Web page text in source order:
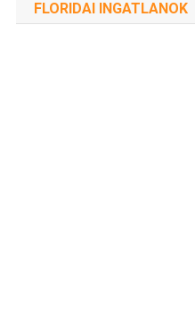
FLORIDAI INGATLANOK